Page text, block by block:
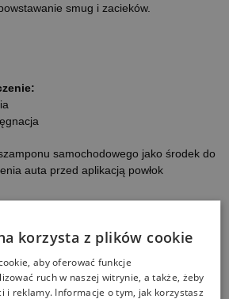
smug i zacieków.
samochodowego jako środek do
auta przed aplikacją powłok
korzysta z plików cookie
aby oferować funkcje
ruch w naszej witrynie, a także, żeby
i reklamy. Informacje o tym, jak korzystasz